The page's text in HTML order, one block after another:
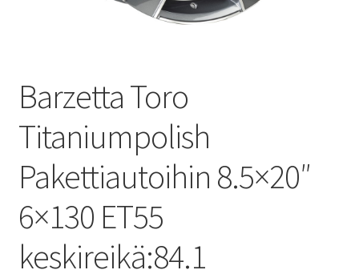
Barzetta Toro
Titaniumpolish
Pakettiautoihin 8.5×20″
6×130 ET55
keskireikä:84.1